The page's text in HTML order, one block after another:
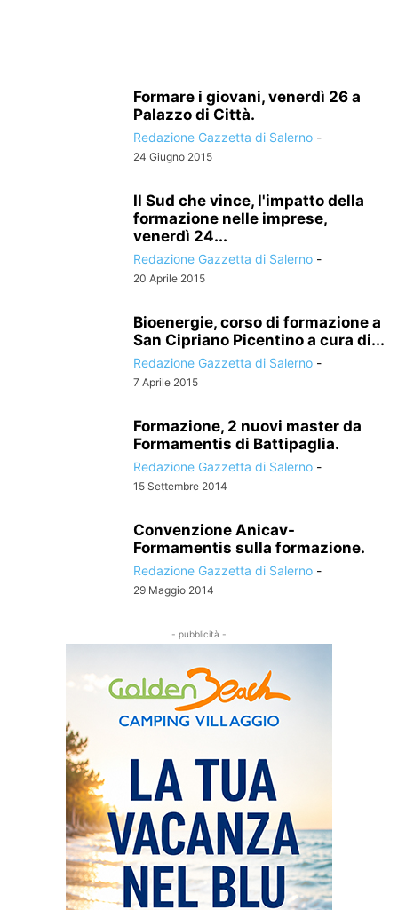
Formare i giovani, venerdì 26 a
Palazzo di Città.
Redazione Gazzetta di Salerno -
24 Giugno 2015
Il Sud che vince, l'impatto della
formazione nelle imprese,
venerdì 24...
Redazione Gazzetta di Salerno -
20 Aprile 2015
Bioenergie, corso di formazione a
San Cipriano Picentino a cura di...
Redazione Gazzetta di Salerno -
7 Aprile 2015
Formazione, 2 nuovi master da
Formamentis di Battipaglia.
Redazione Gazzetta di Salerno -
15 Settembre 2014
Convenzione Anicav-
Formamentis sulla formazione.
Redazione Gazzetta di Salerno -
29 Maggio 2014
- pubblicità -